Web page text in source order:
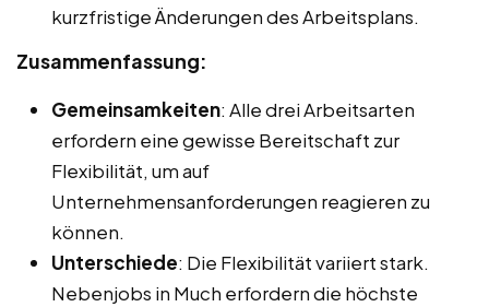
kurzfristige Änderungen des Arbeitsplans.
Zusammenfassung:
Gemeinsamkeiten: Alle drei Arbeitsarten
erfordern eine gewisse Bereitschaft zur
Flexibilität, um auf
Unternehmensanforderungen reagieren zu
können.
Unterschiede: Die Flexibilität variiert stark.
Nebenjobs in Much erfordern die höchste